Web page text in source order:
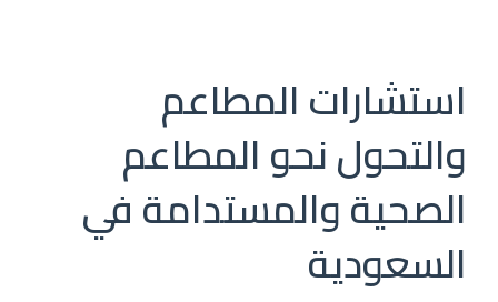
استشارات المطاعم
والتحول نحو المطاعم
الصحية والمستدامة في
السعودية